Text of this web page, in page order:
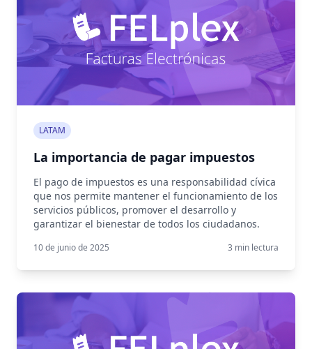
LATAM
La importancia de pagar impuestos
El pago de impuestos es una responsabilidad cívica
que nos permite mantener el funcionamiento de los
servicios públicos, promover el desarrollo y
garantizar el bienestar de todos los ciudadanos.
10 de junio de 2025 3 min lectura